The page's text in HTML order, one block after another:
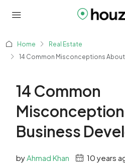
Home
Real Estate
14 Common Misconceptions About
14 Common
Business
byAhmad Khan 10 years